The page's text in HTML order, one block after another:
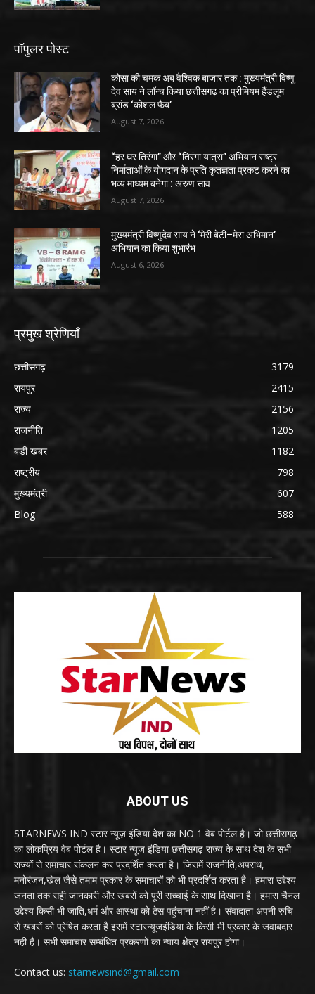
पॉपुलर पोस्ट
कोसा की चमक अब वैश्विक बाजार तक : मुख्यमंत्री विष्णु
देव साय ने लॉन्च किया छत्तीसगढ़ का प्रीमियम हैंडलूम
ब्रांड ‘कोशल फैब’
August 7, 2026
“हर घर तिरंगा” और “तिरंगा यात्रा” अभियान राष्ट्र
निर्माताओं के योगदान के प्रति कृतज्ञता प्रकट करने का
भव्य माध्यम बनेगा : अरुण साव
August 7, 2026
मुख्यमंत्री विष्णुदेव साय ने ‘मेरी बेटी–मेरा अभिमान’
अभियान का किया शुभारंभ
August 6, 2026
प्रमुख श्रेणियाँ
छत्तीसगढ़
3179
रायपुर
2415
राज्य
2156
राजनीति
1205
बड़ी खबर
1182
राष्ट्रीय
798
मुख्यमंत्री
607
Blog
588
ABOUT US
STARNEWS IND स्टार न्यूज़ इंडिया देश का NO 1 वेब पोर्टल है। जो छत्तीसगढ़
का लोकप्रिय वेब पोर्टल है। स्टार न्यूज़ इंडिया छत्तीसगढ़ राज्य के साथ देश के सभी
राज्यों से समाचार संकलन कर प्रदर्शित करता है। जिसमें राजनीति,अपराध,
मनोरंजन,खेल जैसे तमाम प्रकार के समाचारों को भी प्रदर्शित करता है। हमारा उद्देश्य
जनता तक सही जानकारी और खबरों को पूरी सच्चाई के साथ दिखाना है। हमारा चैनल
उद्देश्य किसी भी जाति,धर्म और आस्था को ठेस पहुंचाना नहीं है। संवादाता अपनी रुचि
से खबरों को प्रेषित करता है इसमें स्टारन्यूजइंडिया के किसी भी प्रकार के जवाबदार
नही है। सभी समाचार सम्बंधित प्रकरणों का न्याय क्षेत्र रायपुर होगा।
Contact us: starnewsind@gmail.com